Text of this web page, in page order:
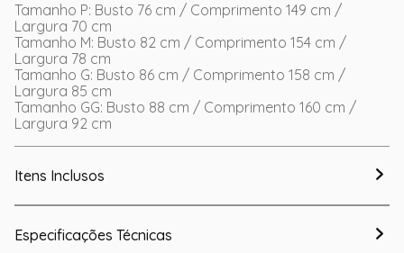
Tamanho P: Busto 76 cm / Comprimento 149 cm /
Largura 70 cm
Tamanho M: Busto 82 cm / Comprimento 154 cm /
Largura 78 cm
Tamanho G: Busto 86 cm / Comprimento 158 cm /
Largura 85 cm
Tamanho GG: Busto 88 cm / Comprimento 160 cm /
Largura 92 cm
Itens Inclusos
Especificações Técnicas